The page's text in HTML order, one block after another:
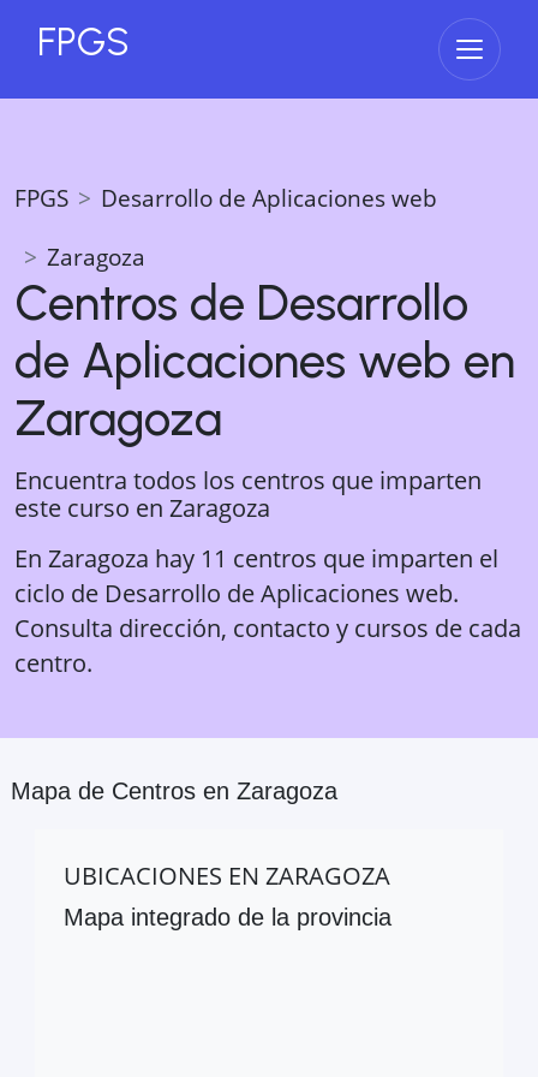
FPGS Abrir
FPGS
Desarrollo de Aplicaciones web
Zaragoza
Centros de Desarrollo
de Aplicaciones web en
Zaragoza
Encuentra todos los centros que imparten
este curso en Zaragoza
En Zaragoza hay 11 centros que imparten el
ciclo de Desarrollo de Aplicaciones web.
Consulta dirección, contacto y cursos de cada
centro.
Mapa de Centros en Zaragoza
UBICACIONES EN ZARAGOZA
Mapa integrado de la provincia